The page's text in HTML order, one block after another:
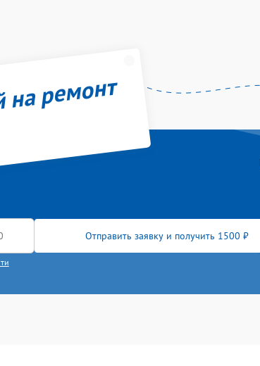
ремонт
Отправить заявку и получить 1500 ₽